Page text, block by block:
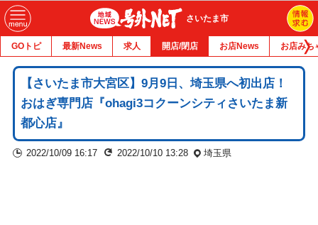
さいたま市
GOトピ 最新News 求人 開店/閉店 お店News お店みち
【さいたま市大宮区】9月9日、埼玉県へ初出店！
おはぎ専門店『ohagi3コクーンシティさいたま新
都心店』
2022/10/09 16:17 2022/10/10 13:28 埼玉県